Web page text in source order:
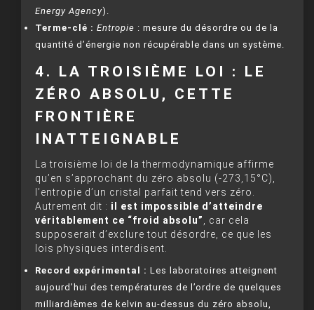
Energy Agency).
Terme-clé : Entropie : mesure du désordre ou de la
quantité d’énergie non récupérable dans un système.
4. LA TROISIÈME LOI : LE
ZÉRO ABSOLU, CETTE
FRONTIÈRE
INATTEIGNABLE
La troisième loi de la thermodynamique affirme
qu’en s’approchant du zéro absolu (-273,15°C),
l’entropie d’un cristal parfait tend vers zéro.
Autrement dit : il est impossible d’atteindre
véritablement ce “froid absolu”
, car cela
supposerait d’exclure tout désordre, ce que les
lois physiques interdisent.
Record expérimental : Les laboratoires atteignent
aujourd’hui des températures de l’ordre de quelques
milliardièmes de kelvin au-dessus du zéro absolu,